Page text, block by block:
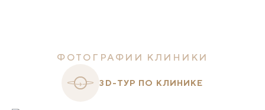
ФОТОГРАФИИ КЛИНИКИ
3D-ТУР ПО КЛИНИКЕ